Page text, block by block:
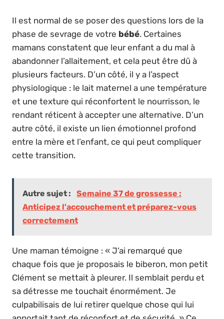
Il est normal de se poser des questions lors de la
phase de sevrage de votre bébé. Certaines
mamans constatent que leur enfant a du mal à
abandonner l’allaitement, et cela peut être dû à
plusieurs facteurs. D’un côté, il y a l’aspect
physiologique : le lait maternel a une température
et une texture qui réconfortent le nourrisson, le
rendant réticent à accepter une alternative. D’un
autre côté, il existe un lien émotionnel profond
entre la mère et l’enfant, ce qui peut compliquer
cette transition.
Autre sujet :
Semaine 37 de grossesse :
Anticipez l'accouchement et préparez-vous
correctement
Une maman témoigne : « J’ai remarqué que
chaque fois que je proposais le biberon, mon petit
Clément se mettait à pleurer. Il semblait perdu et
sa détresse me touchait énormément. Je
culpabilisais de lui retirer quelque chose qui lui